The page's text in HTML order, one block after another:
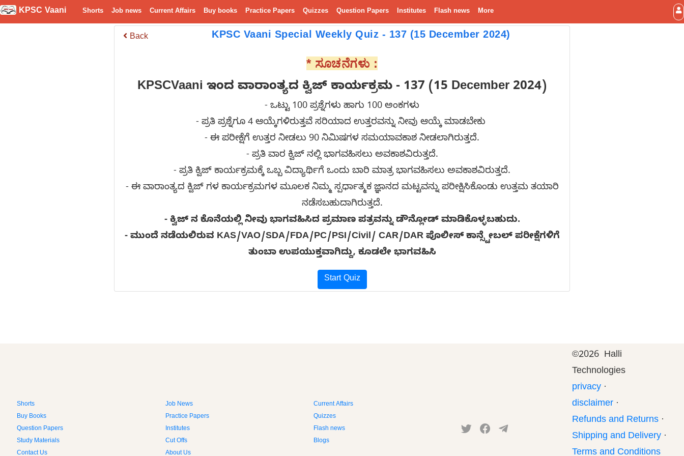
KPSC Vaani Shorts Job news Current Affairs Buy books Practice Papers Quizzes Question Papers Institutes Flash news More
Back KPSC Vaani Special Weekly Quiz - 137 (15 December 2024)
* ಸೂಚನೆಗಳು :
KPSCVaani ಇಂದ ವಾರಾಂತ್ಯದ ಕ್ವಿಜ್ ಕಾರ್ಯಕ್ರಮ - 137 (15 December 2024)
- ಒಟ್ಟು 100 ಪ್ರಶ್ನೆಗಳು ಹಾಗು 100 ಅಂಕಗಳು
- ಪ್ರತಿ ಪ್ರಶ್ನೆಗೂ 4 ಆಯ್ಕೆಗಳಿರುತ್ತವೆ ಸರಿಯಾದ ಉತ್ತರವನ್ನು ನೀವು ಆಯ್ಕೆ ಮಾಡಬೇಕು
- ಈ ಪರೀಕ್ಷೆಗೆ ಉತ್ತರ ನೀಡಲು 90 ನಿಮಿಷಗಳ ಸಮಯಾವಕಾಶ ನೀಡಲಾಗಿರುತ್ತದೆ.
- ಪ್ರತಿ ವಾರ ಕ್ವಿಜ್ ನಲ್ಲಿ ಭಾಗವಹಿಸಲು ಅವಕಾಶವಿರುತ್ತದೆ.
- ಪ್ರತಿ ಕ್ವಿಜ್ ಕಾರ್ಯಕ್ರಮಕ್ಕೆ ಒಬ್ಬ ವಿದ್ಯಾರ್ಥಿಗೆ ಒಂದು ಬಾರಿ ಮಾತ್ರ ಭಾಗವಹಿಸಲು ಅವಕಾಶವಿರುತ್ತದೆ.
- ಈ ವಾರಾಂತ್ಯದ ಕ್ವಿಜ್ ಗಳ ಕಾರ್ಯಕ್ರಮಗಳ ಮೂಲಕ ನಿಮ್ಮ ಸ್ಪರ್ಧಾತ್ಮಕ ಜ್ಞಾನದ ಮಟ್ಟವನ್ನು ಪರೀಕ್ಷಿಸಿಕೊಂಡು ಉತ್ತಮ ತಯಾರಿ
ನಡೆಸಬಹುದಾಗಿರುತ್ತದೆ.
- ಕ್ವಿಜ್ ನ ಕೊನೆಯಲ್ಲಿ ನೀವು ಭಾಗವಹಿಸಿದ ಪ್ರಮಾಣ ಪತ್ರವನ್ನು ಡೌನ್ಲೋಡ್ ಮಾಡಿಕೊಳ್ಳಬಹುದು.
- ಮುಂದೆ ನಡೆಯಲಿರುವ KAS/VAO/SDA/FDA/PC/PSI/Civil/ CAR/DAR ಪೊಲೀಸ್ ಕಾನ್ಸ್ಟೇಬಲ್ ಪರೀಕ್ಷೆಗಳಿಗೆ
ತುಂಬಾ ಉಪಯುಕ್ತವಾಗಿದ್ದು, ಕೂಡಲೇ ಭಾಗವಹಿಸಿ
Start Quiz
Shorts Job News
Current Affairs
Buy Books
Practice Papers
Quizzes
Question Papers
Institutes
Flash news
Study Materials
Cut Offs
Blogs
Contact Us
About Us
©2026 Halli
Technologies
privacy ·
disclaimer ·
Refunds and Returns ·
Shipping and Delivery ·
Terms and Conditions